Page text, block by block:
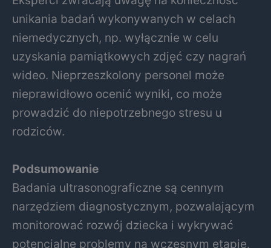
unikania badań wykonywanych w celach
niemedycznych, np. wyłącznie w celu
uzyskania pamiątkowych zdjęć czy nagrań
wideo. Nieprzeszkolony personel może
nieprawidłowo ocenić wyniki, co może
prowadzić do niepotrzebnego stresu u
rodziców.
Podsumowanie
Badania ultrasonograficzne są cennym
narzędziem diagnostycznym, pozwalającym
monitorować rozwój dziecka i wykrywać
potencjalne problemy na wczesnym etapie.